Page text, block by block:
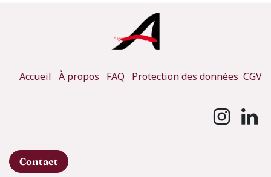
Accueil À propos FAQ Protection des données CGV
Contact